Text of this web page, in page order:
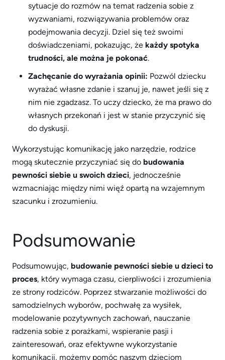
sytuacje do rozmów na temat radzenia sobie z
wyzwaniami, rozwiązywania problemów oraz
podejmowania decyzji. Dziel się też swoimi
doświadczeniami, pokazując, że każdy spotyka
trudności, ale można je pokonać.
Zachęcanie do wyrażania opinii: Pozwól dziecku
wyrażać własne zdanie i szanuj je, nawet jeśli się z
nim nie zgadzasz. To uczy dziecko, że ma prawo do
własnych przekonań i jest w stanie przyczynić się
do dyskusji.
Wykorzystując komunikację jako narzędzie, rodzice
mogą skutecznie przyczyniać się do budowania
pewności siebie u swoich dzieci, jednocześnie
wzmacniając między nimi więź opartą na wzajemnym
szacunku i zrozumieniu.
Podsumowanie
Podsumowując, budowanie pewności siebie u dzieci to
proces, który wymaga czasu, cierpliwości i zrozumienia
ze strony rodziców. Poprzez stwarzanie możliwości do
samodzielnych wyborów, pochwałę za wysiłek,
modelowanie pozytywnych zachowań, nauczanie
radzenia sobie z porażkami, wspieranie pasji i
zainteresowań, oraz efektywne wykorzystanie
komunikacji, możemy pomóc naszym dzieciom